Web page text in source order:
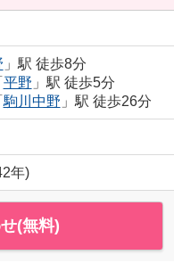
」駅 徒歩8分
平野 」駅 徒歩5分
駒川中野 」駅 徒歩26分
年)
(無料)